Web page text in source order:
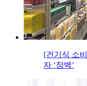
[건기식 소
자 ‘장벽’